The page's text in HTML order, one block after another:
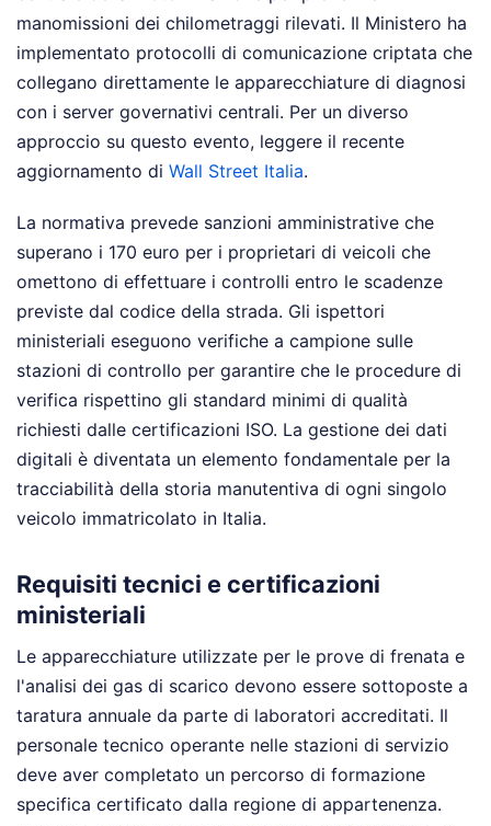
manomissioni dei chilometraggi rilevati. Il Ministero ha
implementato protocolli di comunicazione criptata che
collegano direttamente le apparecchiature di diagnosi
con i server governativi centrali. Per un diverso
approccio su questo evento, leggere il recente
aggiornamento di Wall Street Italia.
La normativa prevede sanzioni amministrative che
superano i 170 euro per i proprietari di veicoli che
omettono di effettuare i controlli entro le scadenze
previste dal codice della strada. Gli ispettori
ministeriali eseguono verifiche a campione sulle
stazioni di controllo per garantire che le procedure di
verifica rispettino gli standard minimi di qualità
richiesti dalle certificazioni ISO. La gestione dei dati
digitali è diventata un elemento fondamentale per la
tracciabilità della storia manutentiva di ogni singolo
veicolo immatricolato in Italia.
Requisiti tecnici e certificazioni
ministeriali
Le apparecchiature utilizzate per le prove di frenata e
l'analisi dei gas di scarico devono essere sottoposte a
taratura annuale da parte di laboratori accreditati. Il
personale tecnico operante nelle stazioni di servizio
deve aver completato un percorso di formazione
specifica certificato dalla regione di appartenenza.